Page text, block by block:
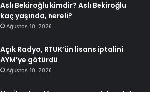
Aslı Bekiroğlu kimdir? Aslı Bekiroğlu
kaç yaşında, nereli?
Ağustos 10, 2026
Açık Radyo, RTÜK’ün lisans iptalini
AYM’ye götürdü
Ağustos 10, 2026